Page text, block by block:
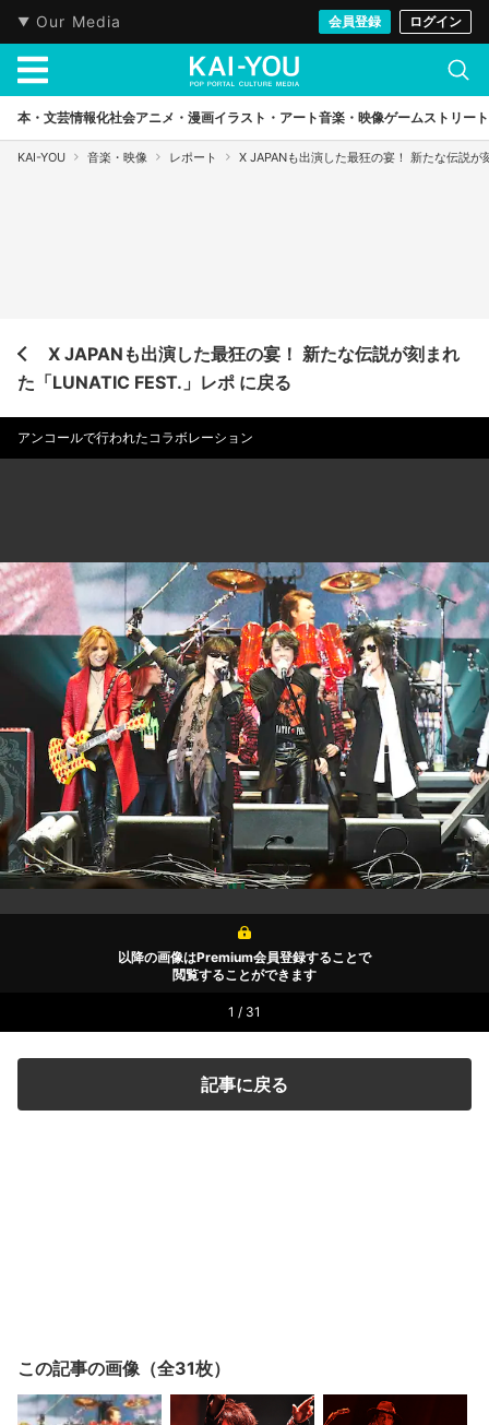
Our Media 会員登録 ログイン
本・文芸情報化社会アニメ・漫画イラスト・アート音楽・映像ゲームストリート
KAI-YOU 音楽・映像 レポート X JAPANも出演した最狂の宴！ 新たな伝説が
X JAPANも出演した最狂の宴！ 新たな伝説が刻まれ
た「LUNATIC FEST.」レポ に戻る
アンコールで行われたコラボレーション
以降の画像はPremium会員登録することで
閲覧することができます
1 / 31
記事に戻る
この記事の画像（全31枚）